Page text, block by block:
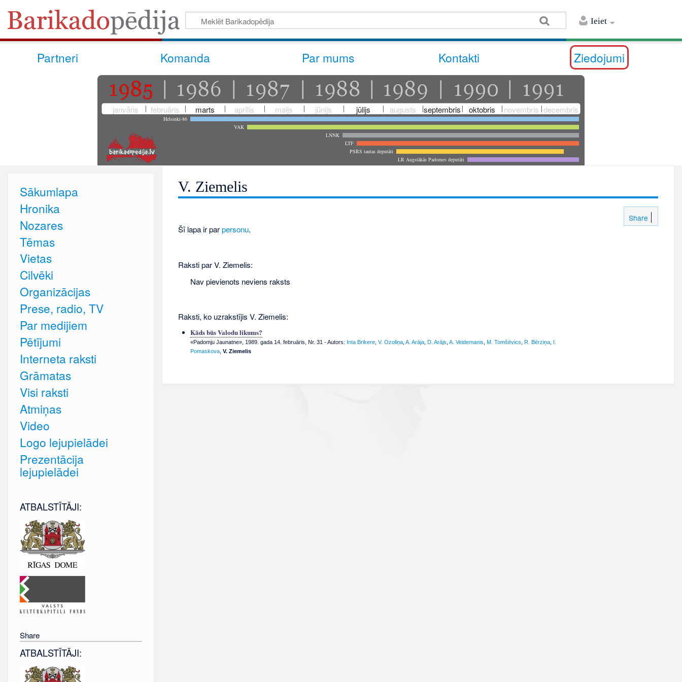
Ieiet
Partneri Komanda Par mums Kontakti Ziedojumi
janvāris februāris marts aprīlis maijs jūnijs jūlijs augusts septembris oktobris novembris decembris
Helsinki-86
VAK
LNNK
LTF
PSRS tautas deputāti
LR Augstākās Padomes deputāti
V. Ziemelis
Share
Šī lapa ir parpersonu.
Raksti par V. Ziemelis:
Nav pievienots neviens raksts
Raksti, ko uzrakstījis V. Ziemelis:
Kāds būs Valodu likums?
«Padomju Jaunatne», 1989. gada 14. februāris, Nr. 31 - Autors: Inta Brikere, V. Ozoliņa, A. Arāja, D. Arājs A. Veidemanis M. Tomšēvics R. Bērziņa,
Pomaskova, V. Ziemelis
Sākumlapa
Hronika
Nozares
Tēmas
Vietas
Cilvēki
Organizācijas
Prese, radio, TV
Par medijiem
Pētījumi
Interneta raksti
Grāmatas
Visi raksti
Atmiņas
Video
Logo lejupielādei
Prezentācija
lejupielādei
ATBALSTĪTĀJI:
Share
ATBALSTĪTĀJI: